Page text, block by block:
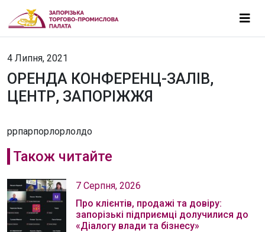
4 Липня, 2021
ОРЕНДА КОНФЕРЕНЦ-ЗАЛІВ,
ЦЕНТР, ЗАПОРІЖЖЯ
ррпарпорлорлолдо
Також читайте
7 Серпня, 2026
Про клієнтів, продажі та довіру:
запорізькі підприємці долучилися до
«Діалогу влади та бізнесу»